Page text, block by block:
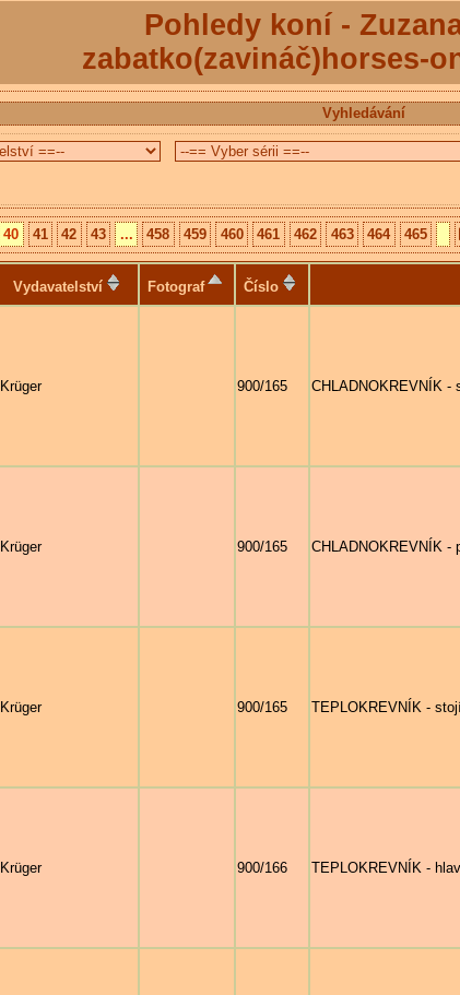
Pohledy koní -
zabatko(zavináč)horses-
Vyhledávání
40 41 42 43 ... 458 459 460 461 462 463 464 465
Vydavatelství Fotograf Číslo
Krüger 900/165 CHLADNOKREVNÍK -
Krüger 900/165 CHLADNOKREVNÍK -
Krüger 900/165 TEPLOKREVNÍK -
Krüger 900/166 TEPLOKREVNÍK -